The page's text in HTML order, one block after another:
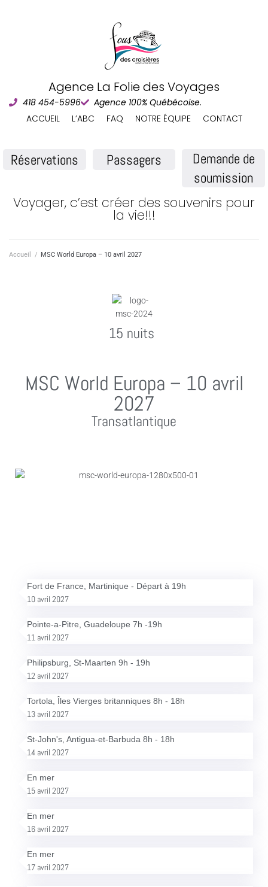
Agence La Folie des Voyages
418 454-5996
Agence 100% Québécoise.
ACCUEIL
L’ABC FAQ NOTRE ÉQUIPE CONTACT
Réservations Passagers
Demande de
soumission
Voyager, c’est créer des souvenirs pour
la vie!!!
Accueil / MSC World Europa – 10 avril 2027
15 nuits
MSC World Europa – 10 avril
2027
Transatlantique
Fort de France, Martinique - Départ à 19h
10 avril 2027
Pointe-a-Pitre, Guadeloupe 7h -19h
11 avril 2027
Philipsburg, St-Maarten 9h - 19h
12 avril 2027
Tortola, Îles Vierges britanniques 8h - 18h
13 avril 2027
St-John's, Antigua-et-Barbuda 8h - 18h
14 avril 2027
En mer
15 avril 2027
En mer
16 avril 2027
En mer
17 avril 2027